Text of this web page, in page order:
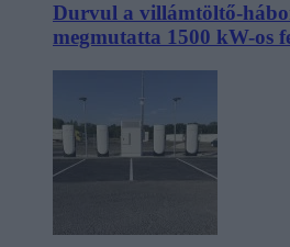
Durvul a villámtöltő-
megmutatta 1500 kW-os